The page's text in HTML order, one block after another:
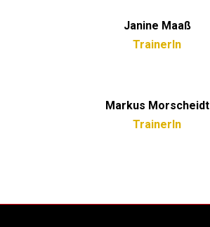
Janine Maaß
TrainerIn
Markus Morscheidt
TrainerIn